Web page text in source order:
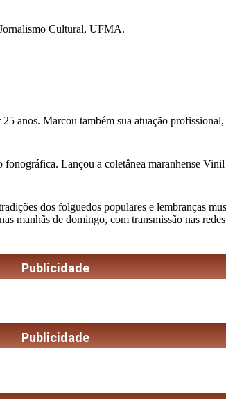
Cultural, UFMA.
anos. Marcou também sua atuação
Lançou a coletânea maranhense
dos folguedos populares e lembranças
manhãs de domingo, com transmissão nas
Publicidade
Publicidade